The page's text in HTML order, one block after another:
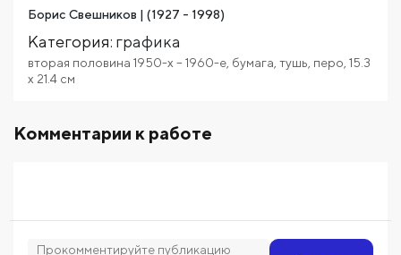
Борис Свешников | (1927 - 1998)
Категория: графика
вторая половина 1950-х – 1960-е бумага тушь перо 15.3
x 21.4 см
Комментарии к работе